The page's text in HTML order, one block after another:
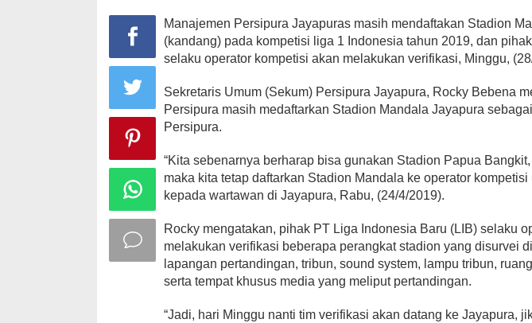
Manajemen Persipura Jayapuras masih mendaftakan Stadion
(kandang) pada kompetisi liga 1 Indonesia tahun 2019, dan
selaku operator kompetisi akan melakukan verifikasi, Minggu,
Sekretaris Umum (Sekum) Persipura Jayapura, Rocky Bebena
Persipura masih medaftarkan Stadion Mandala Jayapura
Persipura.
“Kita sebenarnya berharap bisa gunakan Stadion Papua
maka kita tetap daftarkan Stadion Mandala ke operator
kepada wartawan di Jayapura, Rabu, (24/4/2019).
Rocky mengatakan, pihak PT Liga Indonesia Baru (LIB) selaku
melakukan verifikasi beberapa perangkat stadion yang disurvei
lapangan pertandingan, tribun, sound system, lampu tribun,
serta tempat khusus media yang meliput pertandingan.
“Jadi, hari Minggu nanti tim verifikasi akan datang ke Jayapura,